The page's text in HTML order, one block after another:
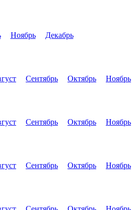
Ноябрь Декабрь
Сентябрь Октябрь Ноябрь
Сентябрь Октябрь Ноябрь
Сентябрь Октябрь Ноябрь